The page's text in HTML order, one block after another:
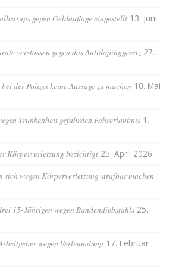
gegen Geldauflage eingestellt 13. Juni
verstossen gegen das Antidopinggesetz 27.
der Polizei keine Aussage zu machen 10. Mai
Trunkenheit gefährden Fahrerlaubnis 1.
Körperverletzung bezichtigt 25. April 2026
sich wegen Körperverletzung strafbar machen
15-Jährigen wegen Bandendiebstahls 25.
wegen Verleumdung 17. Februar